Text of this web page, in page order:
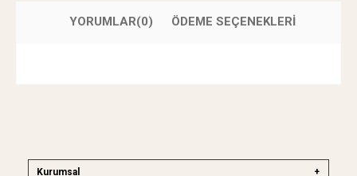
YORUMLAR(0) ÖDEME SEÇENEKLERI
Kurumsal